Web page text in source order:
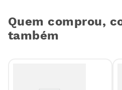
Quem comprou,
também